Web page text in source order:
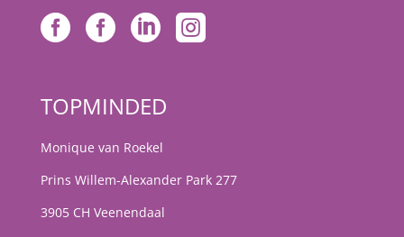
   
TOPMINDED
Monique van Roekel
Prins Willem-Alexander Park 277
3905 CH Veenendaal